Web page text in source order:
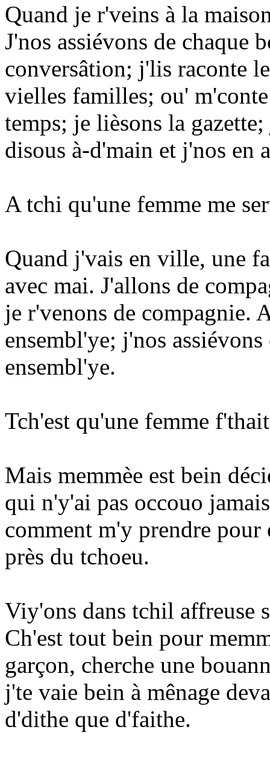
Quand je r'veins à la
J'nos assiévons de chaque
conversâtion; j'lis raconte
vielles familles; ou'
temps; je lièsons la
disous à-d'main et j'nos en
A tchi qu'une femme me
Quand j'vais en ville, une
avec mai. J'allons de
je r'venons de compagnie.
ensembl'ye; j'nos
ensembl'ye.
Tch'est qu'une femme
Mais memmèe est bein
qui n'y'ai pas occouo
comment m'y prendre
près du tchoeu.
Viy'ons dans tchil affreuse
Ch'est tout bein pour
garçon, cherche une
j'te vaie bein à mênage
d'dithe que d'faithe.